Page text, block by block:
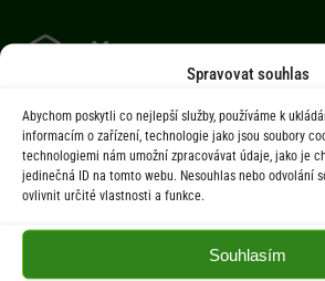
Spravovat souhlas
Abychom poskytli co nejlepší služby, používáme k
informacím o zařízení, technologie jako jsou soubory
technologiemi nám umožní zpracovávat údaje, jako je
jedinečná ID na tomto webu. Nesouhlas nebo odvolání
ovlivnit určité vlastnosti a funkce.
Souhlasím
Menu
Úřad
Úřední deska
Obec
Občan
Aktuality
Kontakty